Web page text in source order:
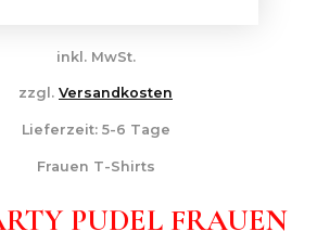
inkl. MwSt.
zzgl. Versandkosten
Lieferzeit: 5-6 Tage
Frauen T-Shirts
PUDEL FRAUEN